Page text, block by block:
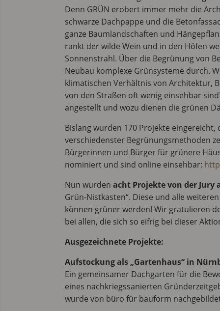
Denn GRÜN erobert immer mehr die
schwarze Dachpappe und die
ganze Baumlandschaften und
rankt der wilde Wein und in den Höfen
Sonnenstrahl. Über die Begrünung von
Neubau komplexe Grünsysteme durch.
klimatischen Verhältnis von Architektur,
von den Straßen oft wenig einsehbar
angestellt und wozu dienen die grünen
Bislang wurden 170 Projekte
verschiedenster Begrünungsmethoden
Bürgerinnen und Bürger für grünere
nominiert und sind online einsehbar:
Nun wurden acht Projekte von der Jury
Grün-Nistkasten“. Diese und alle
können grüner werden! Wir gratulieren
bei allen, die sich so eifrig bei dieser
Ausgezeichnete Projekte:
Aufstockung als „Gartenhaus“ in
Ein gemeinsamer Dachgarten für die
eines nachkriegssanierten
wurde von büro für bauform